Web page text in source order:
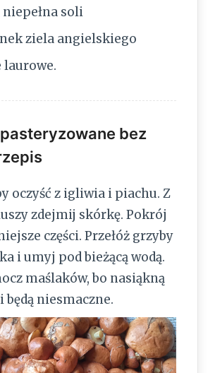
niepełna soli
ziela angielskiego
laurowe.
bez
oczyść z igliwia i piachu. Z
zdejmij skórkę. Pokrój
części. Przełóż grzyby
i umyj pod bieżącą wodą.
maślaków, bo nasiąkną
będą niesmaczne.